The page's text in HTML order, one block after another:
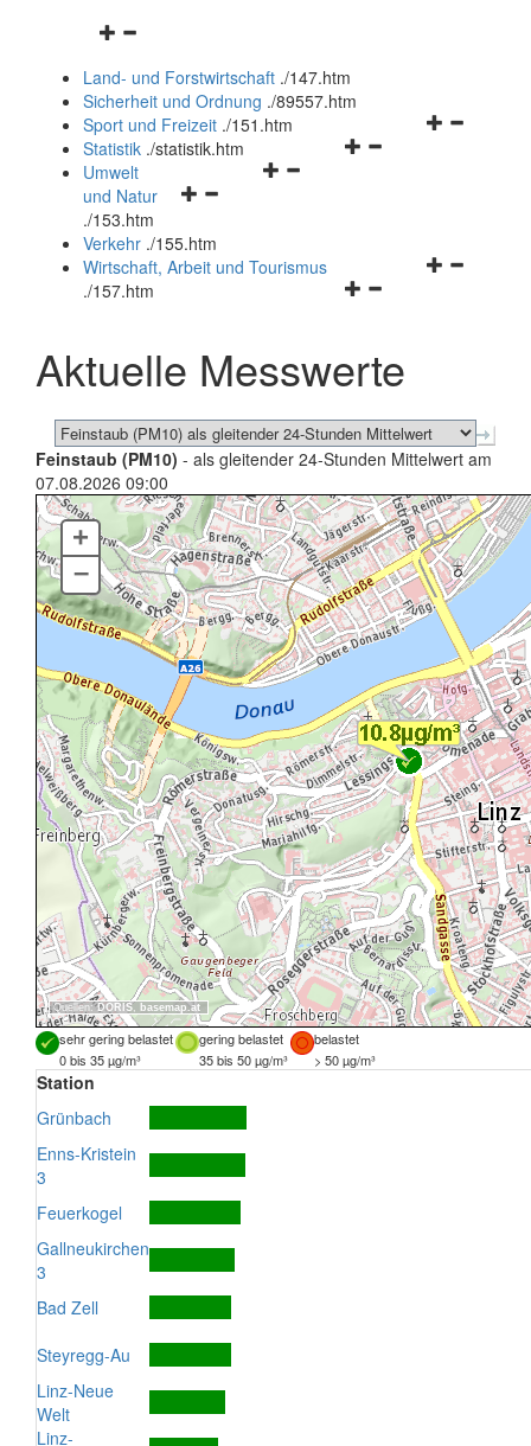
Navigationsmenü
und
schließen
Land- und Forstwirtschaft ./147.htm
Sicherheit und Ordnung ./89557.htm
Navigationsmenü
Sport und Freizeit ./151.htm
Navigationsmenü
Statistik ./statistik.htm
Navigationsmenü
und
schließen
Umwelt
und Natur
./153.htm
Verkehr ./155.htm
Navigationsmenü
schließen
Wirtschaft, Arbeit und Tourismus
./157.htm
Aktuelle Messwerte
Feinstaub (PM10) - als gleitender 24-Stunden Mittelwert am
07.08.2026 09:00
Quellen:DORIS, basemap.at
+
–
sehr gering belastet gering belastet
belastet
0 bis 35 µg/m³
35 bis 50 µg/m³ > 50 µg/m³
Station
Grünbach
Enns-Kristein
3
Feuerkogel
Gallneukirchen
3
Bad Zell
Steyregg-Au
Linz-Neue
Welt
Linz-